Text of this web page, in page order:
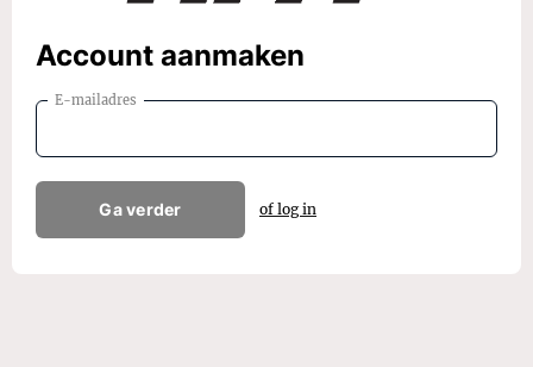
Account aanmaken
E-mailadres
Ga verder of log in